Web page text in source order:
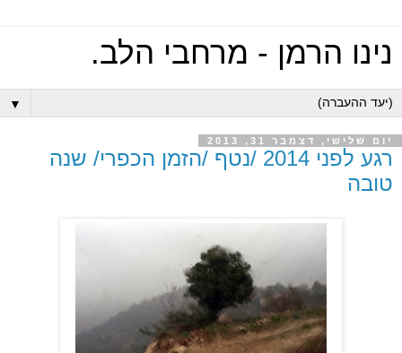
נינו הרמן - מרחבי הלב.
▼
יום שלישי, דצמבר 31, 2013
רגע לפני 2014 /נטף /הזמן הכפרי/ שנה
טובה